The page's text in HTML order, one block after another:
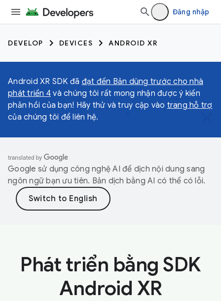
Đăng nhập
DEVELOP DEVICES ANDROID XR
Android XR SDK đã đạt đến Bản dùng trước cho nhà
phát triển 4 và chúng tôi rất mong nhận được ý kiến
phản hồi của bạn! Hãy thử và truy cập vào trang hỗ trợ
của chúng tôi để liên hệ.
Google sử dụng công nghệ AI để dịch nội dung sang
ngôn ngữ bạn ưu tiên. Bản dịch bằng AI có thể có lỗi.
Phát triển bằng SDK
Android XR